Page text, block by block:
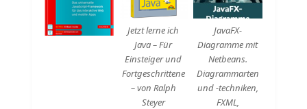
Jetzt lerne ich
Java – Für
Einsteiger und
Fortgeschrittene
– von Ralph
Steyer
JavaFX-
Diagramme mit
Netbeans.
Diagrammarten
und -techniken,
FXML,